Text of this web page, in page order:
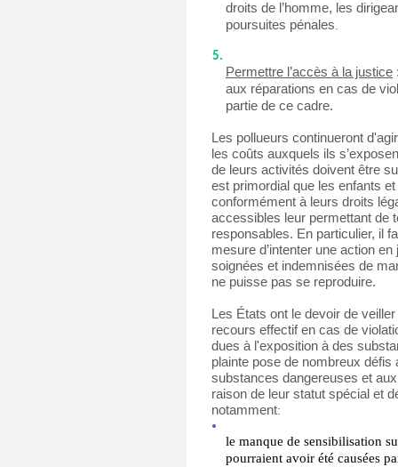
droits de l’homme, les
poursuites pénales.
Permettre l’accès à la justice
aux réparations en cas de
partie de ce cadre.
Les pollueurs continueront
les coûts auxquels ils
de leurs activités doivent être
est primordial que les enfants
conformément à leurs droits
accessibles leur permettant de
responsables. En particulier, il
mesure d’intenter une action
soignées et indemnisées de
ne puisse pas se reproduire.
Les États ont le devoir de
recours effectif en cas de
dues à l'exposition à des
plainte pose de nombreux défis
substances dangereuses et
raison de leur statut spécial et
notamment:
le manque de sensibilisation
pourraient avoir été causées